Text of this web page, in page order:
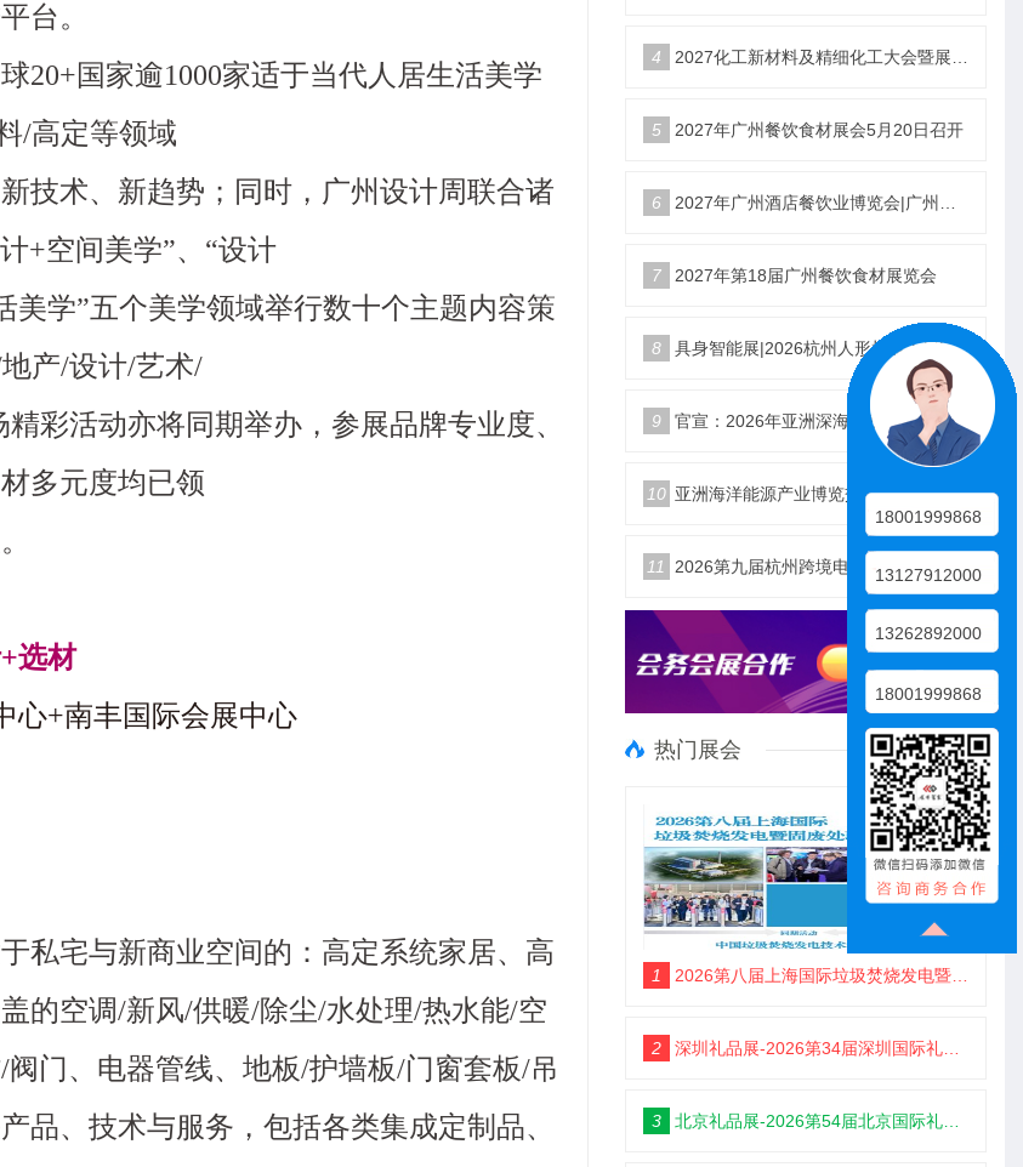
台。
20+国家逾1000家适于当代人居生活美学
/高定等领域
技术、新趋势；同时，广州设计周联合诸
+空间美学”、“设计
美学”五个美学领域举行数十个主题内容策
产/设计/艺术/
彩活动亦将同期举办，参展品牌专业度、
多元度均已领
选材
心+南丰国际会展中心
私宅与新商业空间的：高定系统家居、高
的空调/新风/供暖/除尘/水处理/热水能/空
门、电器管线、地板/护墙板/门窗套板/吊
品、技术与服务，包括各类集成定制品、
4 2027化工新材料及精细化工大会暨展览会定档苏州
5 2027年广州餐饮食材展会5月20日召开
6 2027年广州酒店餐饮业博览会|广州餐博会
7 2027年第18届广州餐饮食材展览会
8 具身智能展|2026杭州人形机器人展|仿生机器人展5月启幕
9 官宣：2026年亚洲深海开发与海底作业装备博览交易会
10 亚洲海洋能源产业博览交易会2026年12月18日举办
11 2026第九届杭州跨境电商生态展10月25日启幕
热门展会
1 2026第八届上海国际垃圾焚烧发电暨固废处理技术展览会
2 深圳礼品展-2026第34届深圳国际礼品及家居用品展览会
3 北京礼品展-2026第54届北京国际礼品、赠品及家庭用品展览会
18001999868
13127912000
13262892000
18001999868